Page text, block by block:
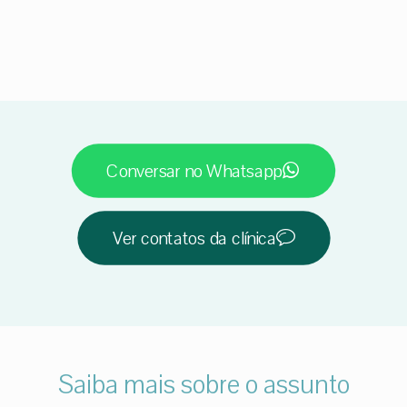
Conversar no Whatsapp
Ver contatos da clínica
Saiba mais sobre o assunto
Dente de porcelana quebrado tem
Coroa de porcelana ou coroa